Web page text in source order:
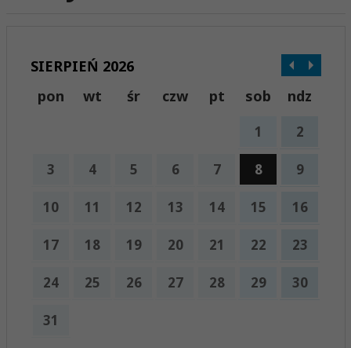
SIERPIEŃ 2026
pon
wt śr czw pt sob ndz
1 2
3 4 5 6 7 8 9
10 11 12 13 14 15 16
17 18 19 20 21 22 23
24 25 26 27 28 29 30
31